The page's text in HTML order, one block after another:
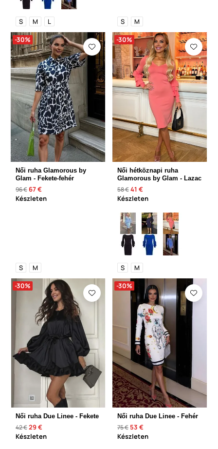
S M L S M
-30%
Női ruha Glamorous by
Glam - Fekete-fehér
96 € 67 €
Készleten
S M
-30%
Női hétköznapi ruha
Glamorous by Glam - Lazac
58 €41 €
Készleten
S M
-30%
Női ruha Due Linee - Fekete
42 €29 €
Készleten
-30%
Női ruha Due Linee - Fehér
75 € 53 €
Készleten